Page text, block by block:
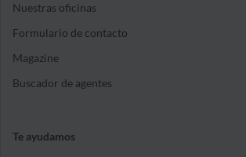
Nuestras oficinas
Formulario de contacto
Magazine
Buscador de agentes
Te ayudamos